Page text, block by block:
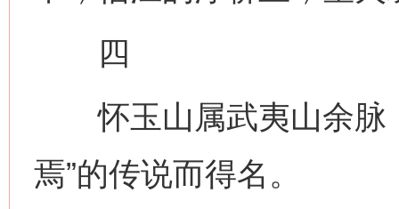
四
怀玉山属武夷山余脉
焉”的传说而得名。